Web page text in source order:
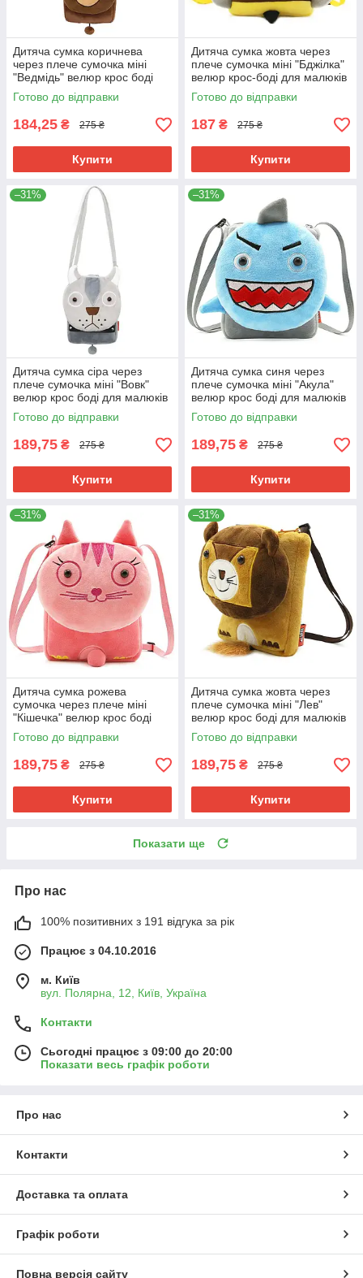
Дитяча сумка коричнева
через плече сумочка міні
"Ведмідь" велюр крос боді
для малюків унісекс для
телефону
Готово до відправки
184,25 ₴ 275 ₴
Купити
Дитяча сумка жовта через
плече сумочка міні "Бджілка"
велюр крос-боді для малюків
унісекс для телефона
Готово до відправки
187 ₴ 275 ₴
Купити
–31%
Дитяча сумка сіра через
плече сумочка міні "Вовк"
велюр крос боді для малюків
унісекс для телефону
Готово до відправки
189,75 ₴ 275 ₴
Купити
–31%
Дитяча сумка синя через
плече сумочка міні "Акула"
велюр крос боді для малюків
унісекс для телефону
Готово до відправки
189,75 ₴ 275 ₴
Купити
–31%
Дитяча сумка рожева
сумочка через плече міні
"Кішечка" велюр крос боді
для малюків дівчинці для
телефону
Готово до відправки
189,75 ₴ 275 ₴
Купити
–31%
Дитяча сумка жовта через
плече сумочка міні "Лев"
велюр крос боді для малюків
унісекс для телефону
Готово до відправки
189,75 ₴ 275 ₴
Купити
Показати ще
Про нас
100% позитивних з 191 відгука за рік
Працює з 04.10.2016
м. Київ
вул. Полярна, 12, Київ, Україна
Контакти
Сьогодні працює з 09:00 до 20:00
Показати весь графік роботи
Про нас
Контакти
Доставка та оплата
Графік роботи
Повна версія сайту